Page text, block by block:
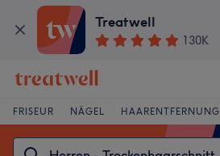
Treatwell
130K
FRISEUR NÄGEL HAARENTFERNUNG